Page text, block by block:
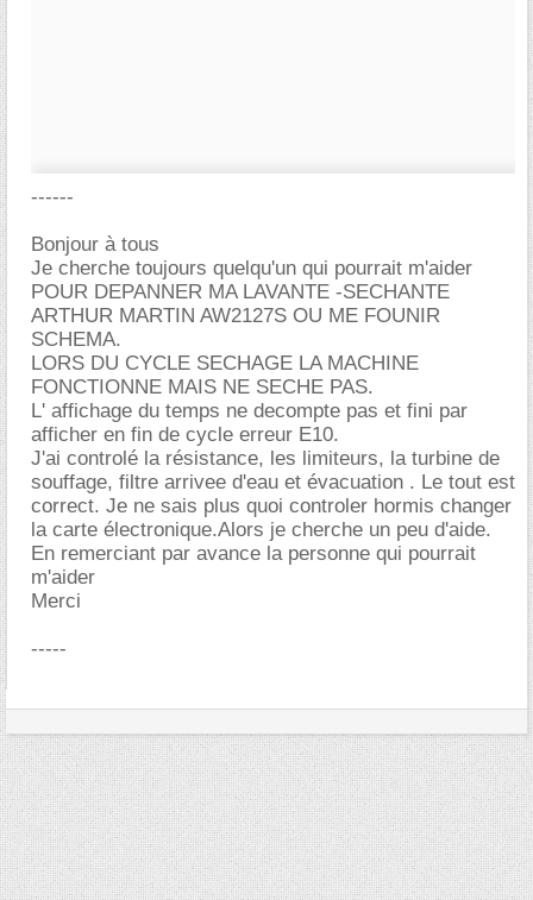
------
Bonjour à tous
Je cherche toujours quelqu'un qui pourrait m'aider
POUR DEPANNER MA LAVANTE -SECHANTE
ARTHUR MARTIN AW2127S OU ME FOUNIR
SCHEMA.
LORS DU CYCLE SECHAGE LA MACHINE
FONCTIONNE MAIS NE SECHE PAS.
L' affichage du temps ne decompte pas et fini par
afficher en fin de cycle erreur E10.
J'ai controlé la résistance, les limiteurs, la turbine de
souffage, filtre arrivee d'eau et évacuation . Le tout est
correct. Je ne sais plus quoi controler hormis changer
la carte électronique.Alors je cherche un peu d'aide.
En remerciant par avance la personne qui pourrait
m'aider
Merci
-----